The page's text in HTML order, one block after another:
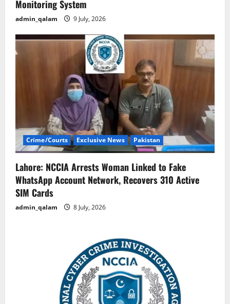
Monitoring System
admin_qalam 9 July, 2026
Crime/Courts Exclusive News Pakistan
Lahore: NCCIA Arrests Woman Linked to Fake
WhatsApp Account Network, Recovers 310 Active
SIM Cards
admin_qalam 8 July, 2026